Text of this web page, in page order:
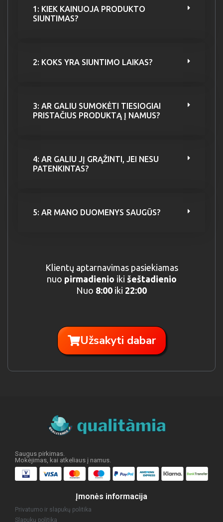
1: KIEK KAINUOJA PRODUKTO
SIUNTIMAS?
2: KOKS YRA SIUNTIMO LAIKAS?
3: AR GALIU SUMOKĖTI TIESIOGIAI
PRISTAČIUS PRODUKTĄ Į NAMUS?
4: AR GALIU JĮ GRĄŽINTI, JEI NESU
PATENKINTAS?
5: AR MANO DUOMENYS SAUGŪS?
Klientų aptarnavimas pasiekiamas
nuo pirmadienio iki šeštadienio
Nuo 8:00 iki 22:00
Užsakyti dabar
Saugus pirkimas.
Mokėjimas, kai atkeliaus į namus.
Įmonės informacija
Privatumo ir slapukų politika
Slapukų politika